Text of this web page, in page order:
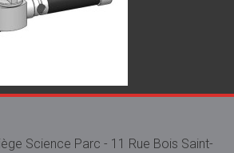
Science Parc - 11 Rue Bois Saint-